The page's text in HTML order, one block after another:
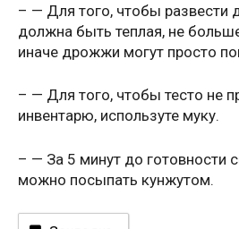
– — Для того, чтобы развести
должна быть теплая, не
иначе дрожжи могут просто
– — Для того, чтобы тесто не
инвентарю, используте муку.
– — За 5 минут до готовности
можно посыпать кунжутом.